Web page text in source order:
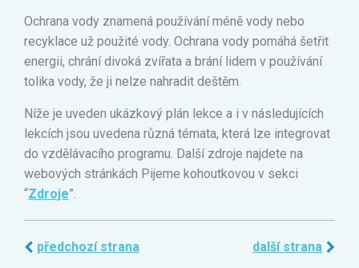
Ochrana vody znamená používání méně vody nebo
recyklace už použité vody. Ochrana vody pomáhá šetřit
energii, chrání divoká zvířata a brání lidem v používání
tolika vody, že ji nelze nahradit deštěm.
Níže je uveden ukázkový plán lekce a i v následujících
lekcích jsou uvedena různá témata, která lze integrovat
do vzdělávacího programu. Další zdroje najdete na
webových stránkách Pijeme kohoutkovou v sekci
“Zdroje”.
předchozí strana další strana